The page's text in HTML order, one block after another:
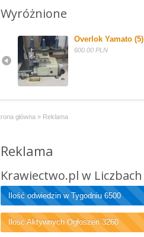
Wyróżnione
Overlok Yamato (5)
600.00 PLN
główna » Reklama
Reklama
Krawiectwo.pl w Liczbach
Ilość odwiedzin w Tygodniu 6500
Ilość Aktywnych Ogłoszeń3260